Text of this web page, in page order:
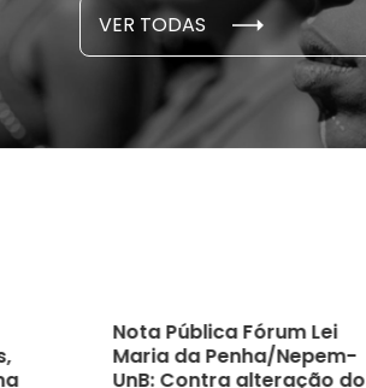
VER TODAS
E PESQUISAS
novembro, 2021
Nota Pública Fórum Lei
Maria da Penha/Nepem-
UnB: Contra alteração do